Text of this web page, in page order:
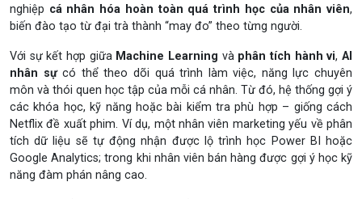
nghiệp cá nhân hóa hoàn toàn quá trình học của nhân viên,
biến đào tạo từ đại trà thành “may đo” theo từng người.
Với sự kết hợp giữa Machine Learning và phân tích hành vi,AI
nhân sựcó thể theo dõi quá trình làm việc, năng lực chuyên
môn và thói quen học tập của mỗi cá nhân. Từ đó, hệ thống gợi ý
các khóa học, kỹ năng hoặc bài kiểm tra phù hợp – giống cách
Netflix đề xuất phim. Ví dụ, một nhân viên marketing yếu về phân
tích dữ liệu sẽ tự động nhận được lộ trình học Power BI hoặc
Google Analytics; trong khi nhân viên bán hàng được gợi ý học kỹ
năng đàm phán nâng cao.